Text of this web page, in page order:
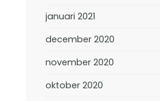
januari 2021
december 2020
november 2020
oktober 2020